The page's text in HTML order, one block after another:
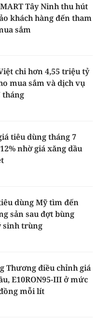
Tây Ninh thu hút
khách hàng đến tham
sắm
chi hơn 4,55 triệu tỷ
mua sắm và dịch vụ
tháng
tiêu dùng tháng 7
nhờ giá xăng dầu
dùng Mỹ tìm đến
sản sau đợt bùng
sinh trùng
Thương điều chỉnh giá
E10RON95-III ở mức
mỗi lít